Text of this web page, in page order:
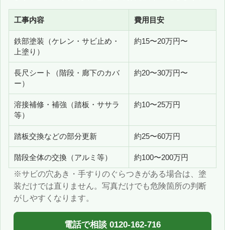
工事内容 費用目安
鉄部塗装（ケレン・サビ止め・
上塗り）
約15〜20万円〜
長尺シート（階段・廊下のカバ
ー）
約20〜30万円〜
溶接補修・補強（踏板・ササラ
等）
約10〜25万円
踏板交換などの部分更新 約25〜60万円
階段全体の交換（アルミ等）
約100〜200万円
※サビの穴あき・手すりのぐらつきがある場合は、塗
装だけでは直りません。写真だけでも危険箇所の判断
がしやすくなります。
電話で相談 0120-162-716